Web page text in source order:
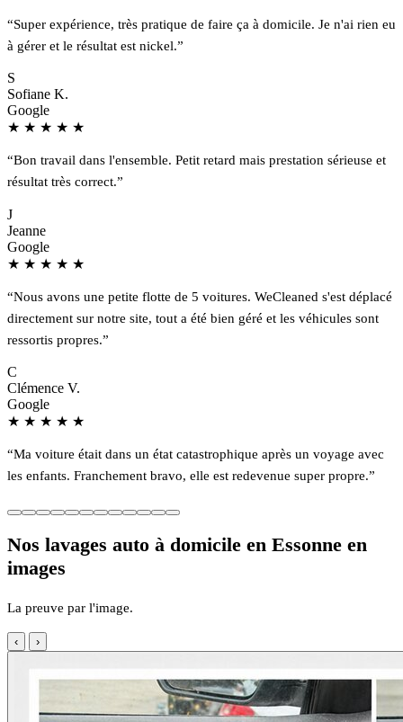
“Super expérience, très pratique de faire ça à domicile. Je n'ai rien eu
à gérer et le résultat est nickel.”
S
Sofiane K.
Google
★ ★ ★ ★ ★
“Bon travail dans l'ensemble. Petit retard mais prestation sérieuse et
résultat très correct.”
J
Jeanne
Google
★ ★ ★ ★ ★
“Nous avons une petite flotte de 5 voitures. WeCleaned s'est déplacé
directement sur notre site, tout a été bien géré et les véhicules sont
ressortis propres.”
C
Clémence V.
Google
★ ★ ★ ★ ★
“Ma voiture était dans un état catastrophique après un voyage avec
les enfants. Franchement bravo, elle est redevenue super propre.”
Nos lavages auto à domicile en Essonne en
images
La preuve par l'image.
‹ ›